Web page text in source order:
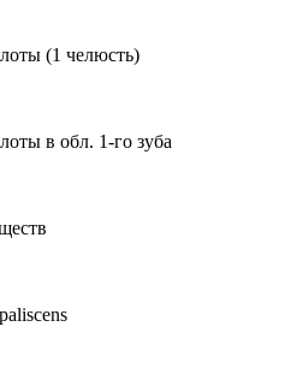
(1 челюсть)
в обл. 1-го зуба